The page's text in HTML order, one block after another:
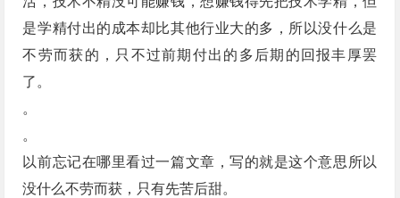
是学精付出的成本却比其他行业大的多，所以没什么是
不劳而获的，只不过前期付出的多后期的回报丰厚罢
了。
。
。
以前忘记在哪里看过一篇文章，写的就是这个意思所以
没什么不劳而获，只有先苦后甜。